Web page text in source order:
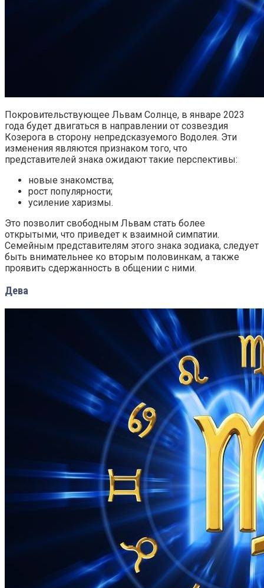
Покровительствующее Львам Солнце, в январе 2023
года будет двигаться в направлении от созвездия
Козерога в сторону непредсказуемого Водолея. Эти
изменения являются признаком того, что
представителей знака ожидают такие перспективы:
новые знакомства;
рост популярности;
усиление харизмы.
Это позволит свободным Львам стать более
открытыми, что приведет к взаимной симпатии.
Семейным представителям этого знака зодиака, следует
быть внимательнее ко вторым половинкам, а также
проявить сдержанность в общении с ними.
Дева